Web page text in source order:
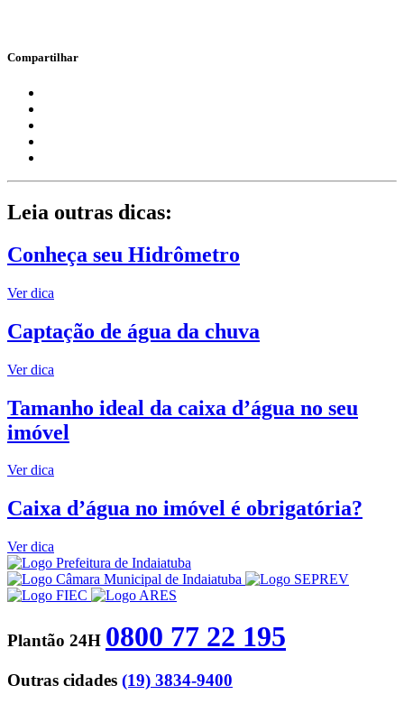
Compartilhar
Leia outras dicas:
Conheça seu Hidrômetro
Ver dica
Captação de água da chuva
Ver dica
Tamanho ideal da caixa d’água no seu
imóvel
Ver dica
Caixa d’água no imóvel é obrigatória?
Ver dica
Plantão 24H 0800 77 22 195
Outras cidades (19) 3834-9400